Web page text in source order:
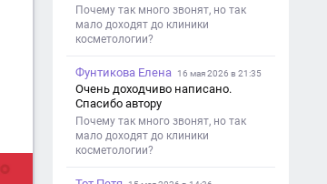
Почему так много звонят, но так
мало доходят до клиники
косметологии?
Фунтикова Елена 16 мая 2026 в 21:35
Очень доходчиво написано.
Спасибо автору
Почему так много звонят, но так
мало доходят до клиники
косметологии?